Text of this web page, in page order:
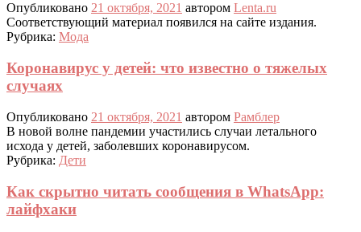
Опубликовано 21 октября, 2021 автором Lenta.ru
Соответствующий материал появился на сайте издания.
Рубрика: Мода
Коронавирус у детей: что известно о тяжелых
случаях
Опубликовано 21 октября, 2021 автором Рамблер
В новой волне пандемии участились случаи летального
исхода у детей, заболевших коронавирусом.
Рубрика: Дети
Как скрытно читать сообщения в WhatsApp:
лайфхаки